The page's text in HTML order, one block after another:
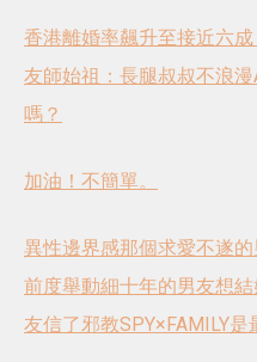
香港離婚率飆升至接近六
友師始祖：長腿叔叔不浪漫
嗎？
加油！不簡單。
異性邊界感那個求愛不遂的
前度舉動細十年的男友想
友信了邪教SPY×FAMILY